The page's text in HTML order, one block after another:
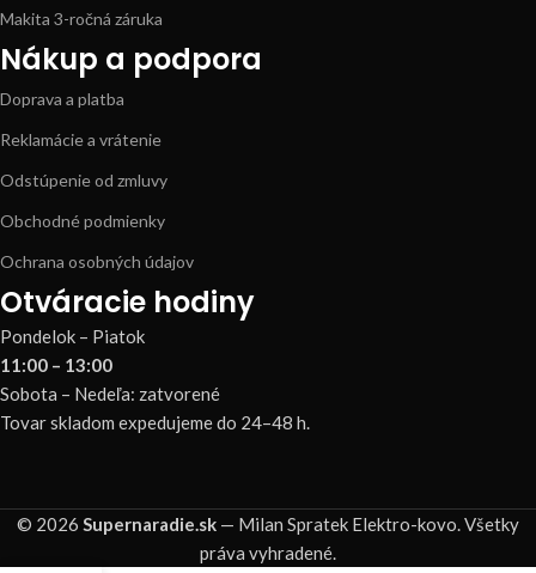
Makita 3-ročná záruka
Nákup a podpora
Doprava a platba
Reklamácie a vrátenie
Odstúpenie od zmluvy
Obchodné podmienky
Ochrana osobných údajov
Otváracie hodiny
Pondelok – Piatok
11:00 – 13:00
Sobota – Nedeľa: zatvorené
Tovar skladom expedujeme do 24–48 h.
© 2026 Supernaradie.sk — Milan Spratek Elektro-kovo. Všetky
práva vyhradené.